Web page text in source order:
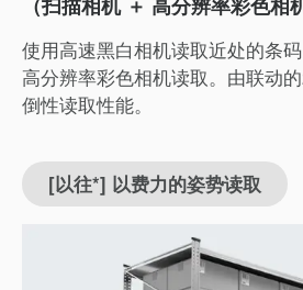
使用高速黑白相机读取近处的条
高分辨率彩色相机读取。由联动
倒性读取性能。
[以往*] 以费力的姿势读取